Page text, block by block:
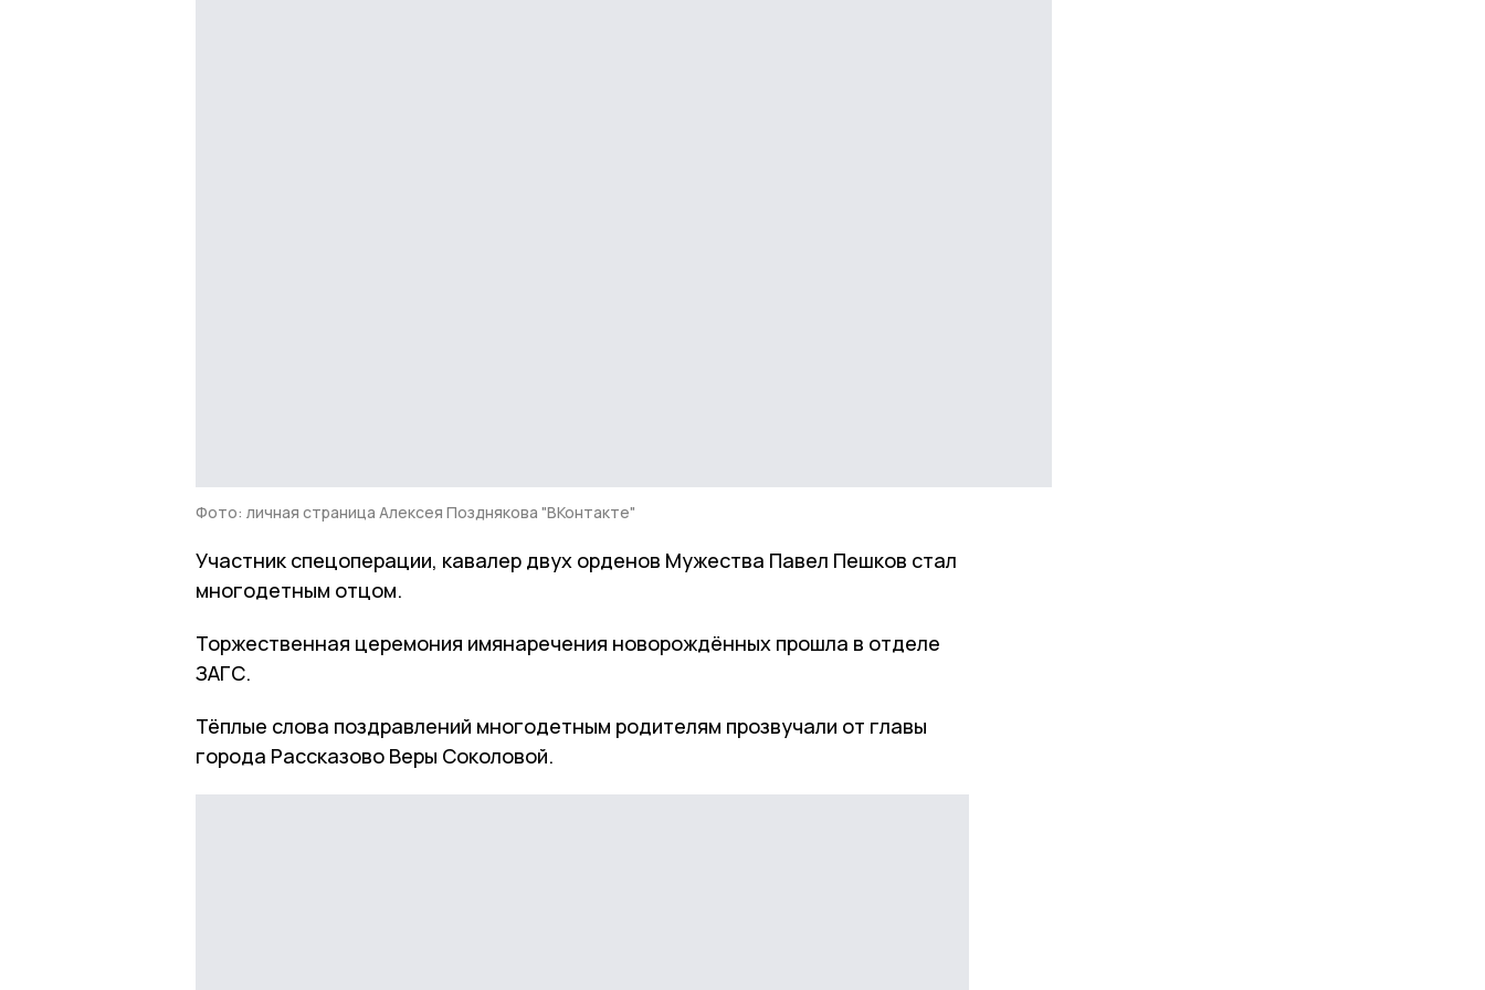
Фото: личная страница Алексея Позднякова "ВКонтакте"
Участник спецоперации, кавалер двух орденов Мужества Павел Пешков стал
многодетным отцом.
Торжественная церемония имянаречения новорождённых прошла в отделе
ЗАГС.
Тёплые слова поздравлений многодетным родителям прозвучали от главы
города Рассказово Веры Соколовой.